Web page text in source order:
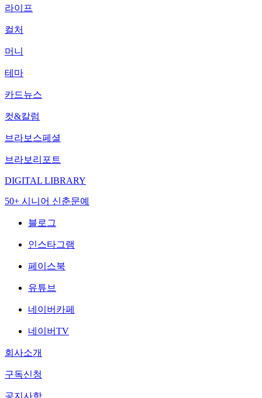
라이프
컬처
머니
테마
카드뉴스
컷&칼럼
브라보스페셜
브라보리포트
DIGITAL LIBRARY
50+ 시니어 신춘문예
블로그
인스타그램
페이스북
유튜브
네이버카페
네이버TV
회사소개
구독신청